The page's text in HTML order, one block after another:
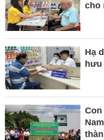
cho
Hạ